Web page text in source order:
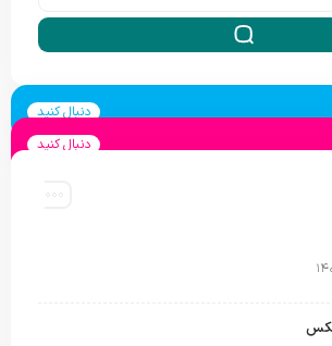
دنبال کنید
دنبال کنید